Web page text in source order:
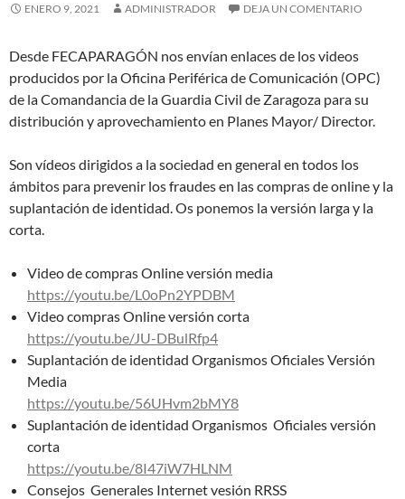
ENERO 9, 2021 ADMINISTRADOR DEJA UN COMENTARIO
Desde FECAPARAGÓN nos envían enlaces de los videos
producidos por la Oficina Periférica de Comunicación (OPC)
de la Comandancia de la Guardia Civil de Zaragoza para su
distribución y aprovechamiento en Planes Mayor/ Director.
Son vídeos dirigidos a la sociedad en general en todos los
ámbitos para prevenir los fraudes en las compras de online y la
suplantación de identidad. Os ponemos la versión larga y la
corta.
Video de compras Online versión media
https://youtu.be/L0oPn2YPDBM
Video compras Online versión corta
https://youtu.be/JU-DBulRfp4
Suplantación de identidad Organismos Oficiales Versión
Media
https://youtu.be/56UHvm2bMY8
Suplantación de identidad Organismos Oficiales versión
corta
https://youtu.be/8I47iW7HLNM
Consejos Generales Internet vesión RRSS